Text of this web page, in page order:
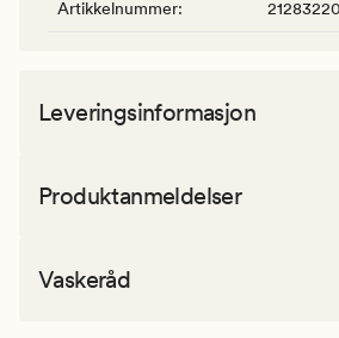
Artikkelnummer:
Leveringsinformasjon
Produktanmeldelser
Vaskeråd